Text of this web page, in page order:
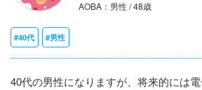
AOBA：男性 / 48歳
#40代 #男性
40代の男性になりますが、将来的には